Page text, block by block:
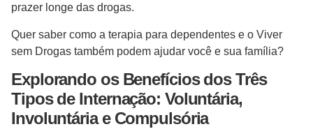
prazer longe das drogas.
Quer saber como a terapia para dependentes e o Viver
sem Drogas também podem ajudar você e sua família?
Explorando os Benefícios dos Três
Tipos de Internação: Voluntária,
Involuntária e Compulsória